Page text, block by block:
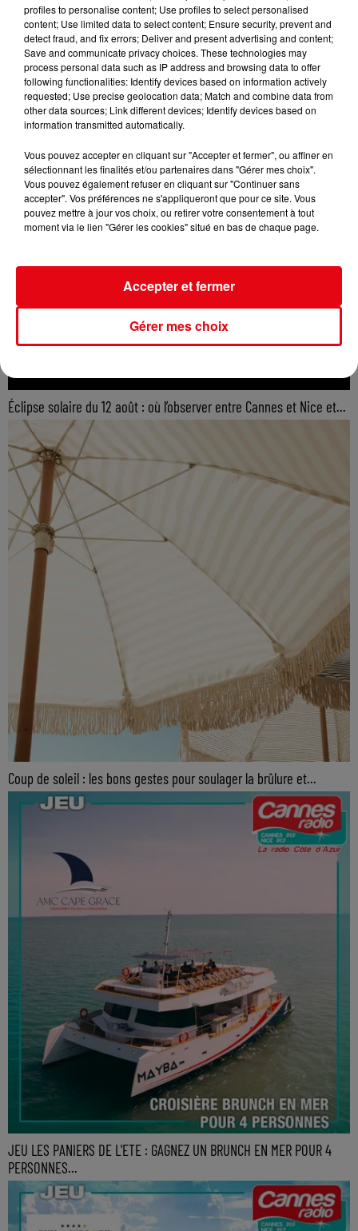
Incendie au Mont-Boron : deux jeunes condamnés à six mois de
prison...
Éclipse solaire du 12 août : où l’observer entre Cannes et Nice et...
Coup de soleil : les bons gestes pour soulager la brûlure et...
JEU LES PANIERS DE L'ETE : GAGNEZ UN BRUNCH EN MER POUR 4
PERSONNES...
profiles to personalise content; Use profiles to select personalised
content; Use limited data to select content; Ensure security, prevent and
detect fraud, and fix errors; Deliver and present advertising and content;
Save and communicate privacy choices. These technologies may
process personal data such as IP address and browsing data to offer
following functionalities: Identify devices based on information actively
requested; Use precise geolocation data; Match and combine data from
other data sources; Link different devices; Identify devices based on
information transmitted automatically.
Vous pouvez accepter en cliquant sur "Accepter et fermer", ou affiner en
sélectionnant les finalités et/ou partenaires dans "Gérer mes choix".
Vous pouvez également refuser en cliquant sur "Continuer sans
accepter". Vos préférences ne s'appliqueront que pour ce site. Vous
pouvez mettre à jour vos choix, ou retirer votre consentement à tout
moment via le lien "Gérer les cookies" situé en bas de chaque page.
Gérer mes choix
Accepter et fermer